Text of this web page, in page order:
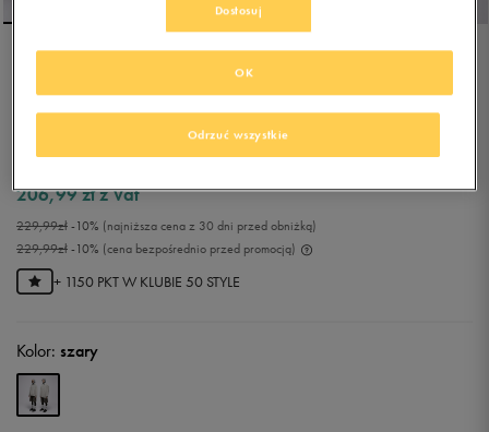
HOODIE "I'M LEVITATING"
229,99zł-10% (cena bezpośrednio przed promocją)
229,99zł-10% (najniższa cena z 30 dni przed obniżką)
206,99złz Vat
+ 1150 PKT W KLUBIE 50 STYLE
Kolor: szary
Dostosuj
Odrzuć wszystkie
OK